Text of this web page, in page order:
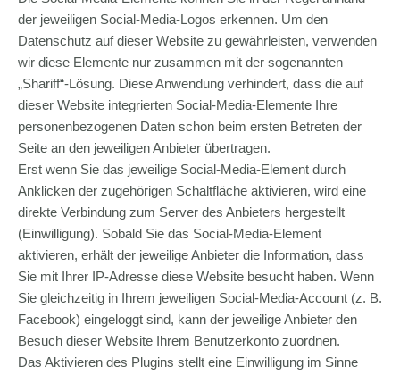
der jeweiligen Social-Media-Logos erkennen. Um den
Datenschutz auf dieser Website zu gewährleisten, verwenden
wir diese Elemente nur zusammen mit der sogenannten
„Shariff“-Lösung. Diese Anwendung verhindert, dass die auf
dieser Website integrierten Social-Media-Elemente Ihre
personenbezogenen Daten schon beim ersten Betreten der
Seite an den jeweiligen Anbieter übertragen.
Erst wenn Sie das jeweilige Social-Media-Element durch
Anklicken der zugehörigen Schaltfläche aktivieren, wird eine
direkte Verbindung zum Server des Anbieters hergestellt
(Einwilligung). Sobald Sie das Social-Media-Element
aktivieren, erhält der jeweilige Anbieter die Information, dass
Sie mit Ihrer IP-Adresse diese Website besucht haben. Wenn
Sie gleichzeitig in Ihrem jeweiligen Social-Media-Account (z. B.
Facebook) eingeloggt sind, kann der jeweilige Anbieter den
Besuch dieser Website Ihrem Benutzerkonto zuordnen.
Das Aktivieren des Plugins stellt eine Einwilligung im Sinne